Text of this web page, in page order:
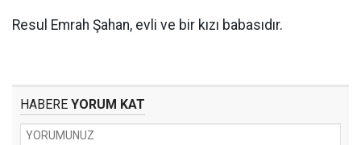
Resul Emrah Şahan, evli ve bir kızı babasıdır.
HABERE YORUM KAT